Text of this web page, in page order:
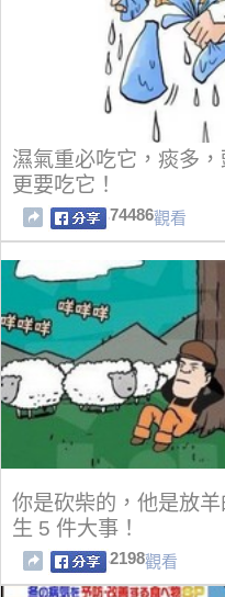
濕氣重必吃它，痰多
更要吃它！
74486觀看
你是砍柴的，他是放
生 5 件大事！
2198觀看